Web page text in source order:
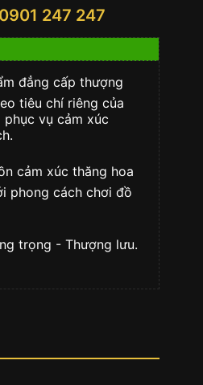
0901 247 247
đẳng cấp thượng
tiêu chí riêng của
vụ cảm xúc
cảm xúc thăng hoa
phong cách chơi đồ
trọng - Thượng lưu.